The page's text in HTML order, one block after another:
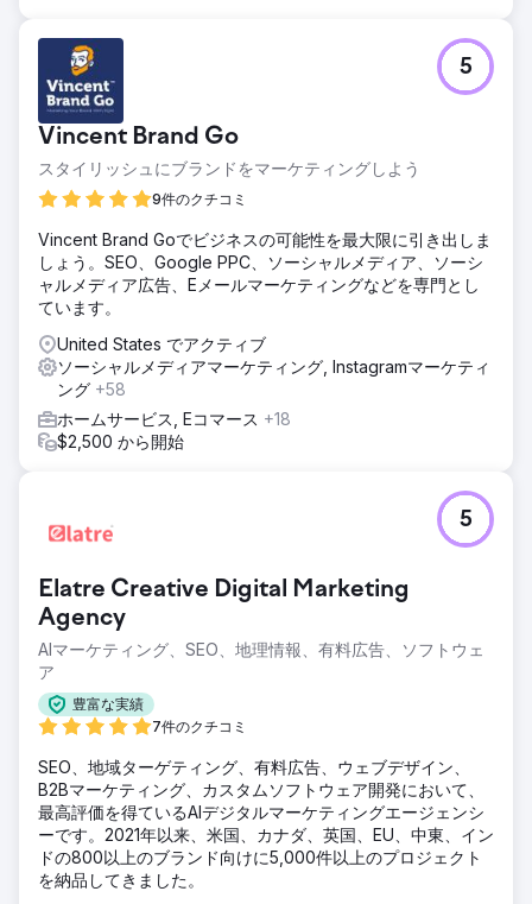
Vincent Brand Go
スタイリッシュにブランドをマーケティングしよう
9件のクチコミ
5
Vincent Brand Goでビジネスの可能性を最大限に引き出しま
しょう。SEO、Google PPC、ソーシャルメディア、ソーシ
ャルメディア広告、Eメールマーケティングなどを専門とし
ています。
United States でアクティブ
ソーシャルメディアマーケティング, Instagramマーケティ
ング +58
ホームサービス, Eコマース +18
$2,500 から開始
Elatre Creative Digital Marketing
Agency
AIマーケティング、SEO、地理情報、有料広告、ソフトウェ
ア
豊富な実績
7件のクチコミ
5
SEO、地域ターゲティング、有料広告、ウェブデザイン、
B2Bマーケティング、カスタムソフトウェア開発において、
最高評価を得ているAIデジタルマーケティングエージェンシ
ーです。2021年以来、米国、カナダ、英国、EU、中東、イン
ドの800以上のブランド向けに5,000件以上のプロジェクト
を納品してきました。